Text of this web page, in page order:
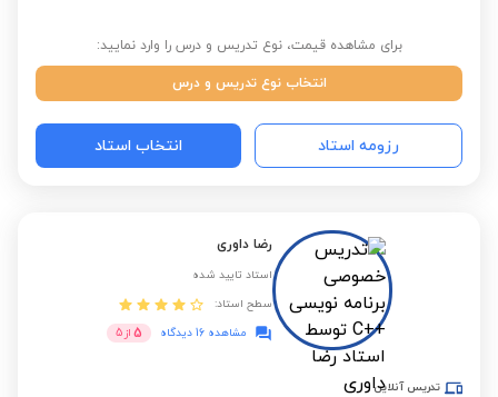
برای مشاهده قیمت، نوع تدریس و درس را وارد نمایید:
انتخاب نوع تدریس و درس
رزومه استاد انتخاب استاد
رضا داوری
استاد تایید شده
سطح استاد:
مشاهده 16 دیدگاه
5 از 5
تدریس آنلاین